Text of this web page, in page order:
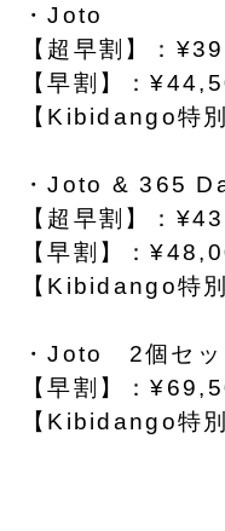
・Joto
【超早割】：
【早割】：
【Kibidango特
・Joto & 365
【超早割】：
【早割】：
【Kibidango特
・Joto 2個セッ
【早割】：
【Kibidango特